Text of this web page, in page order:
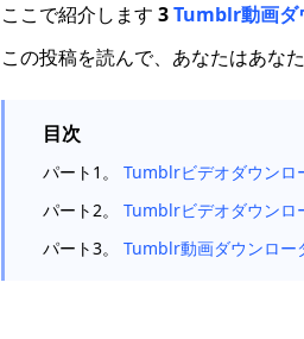
ここで紹介します 3Tumblr動画ダ
この投稿を読んで、あなたはあな
目次
パート1。 Tumblrビデオダウン
パート2。 Tumblrビデオダウンロ
パート3。 Tumblr動画ダウンロー